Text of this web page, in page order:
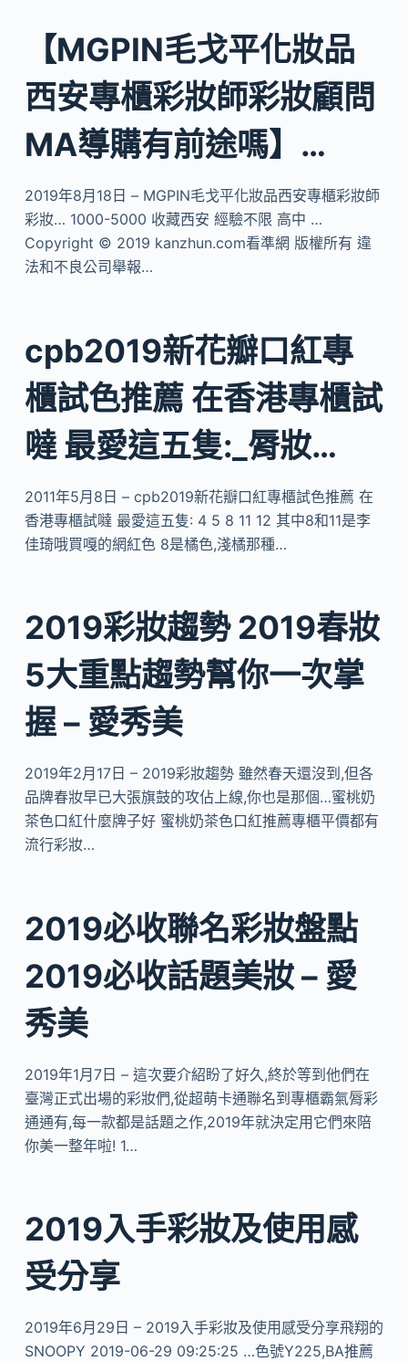
【MGPIN毛戈平化妝品
西安專櫃彩妝師彩妝顧問
MA導購有前途嗎】…
2019年8月18日 – MGPIN毛戈平化妝品西安專櫃彩妝師
彩妝… 1000-5000 收藏西安 經驗不限 高中 …
Copyright © 2019 kanzhun.com看準網 版權所有 違
法和不良公司舉報…
cpb2019新花瓣口紅專
櫃試色推薦 在香港專櫃試
噠 最愛這五隻:_脣妝…
2011年5月8日 – cpb2019新花瓣口紅專櫃試色推薦 在
香港專櫃試噠 最愛這五隻: 4 5 8 11 12 其中8和11是李
佳琦哦買嘎的網紅色 8是橘色,淺橘那種…
2019彩妝趨勢 2019春妝
5大重點趨勢幫你一次掌
握 – 愛秀美
2019年2月17日 – 2019彩妝趨勢 雖然春天還沒到,但各
品牌春妝早已大張旗鼓的攻佔上線,你也是那個…蜜桃奶
茶色口紅什麼牌子好 蜜桃奶茶色口紅推薦專櫃平價都有
流行彩妝…
2019必收聯名彩妝盤點
2019必收話題美妝 – 愛
秀美
2019年1月7日 – 這次要介紹盼了好久,終於等到他們在
臺灣正式出場的彩妝們,從超萌卡通聯名到專櫃霸氣脣彩
通通有,每一款都是話題之作,2019年就決定用它們來陪
你美一整年啦! 1…
2019入手彩妝及使用感
受分享
2019年6月29日 – 2019入手彩妝及使用感受分享飛翔的
SNOOPY 2019-06-29 09:25:25 …色號Y225,BA推薦